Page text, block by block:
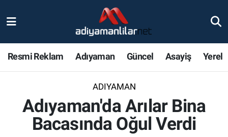
Resmi Reklam Adıyaman Güncel Asayiş Yerel
ADIYAMAN
Adıyaman'da Arılar Bina
Bacasında Oğul Verdi
Magazin
Nöbetçi Eczaneler
Adiyaman Namaz Vakitleri
Trafik Durumu